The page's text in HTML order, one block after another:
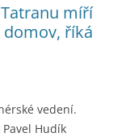
míří
říká
vedení.
Hudík